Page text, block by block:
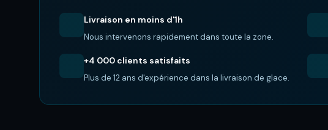
Livraison en moins d'1h
Nous intervenons rapidement dans toute la zone.
+4 000 clients satisfaits
Plus de 12 ans d'expérience dans la livraison de glace.